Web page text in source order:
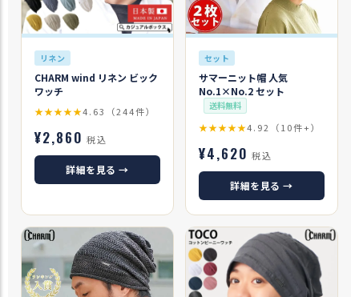
リネン
CHARM wind リネン ビック
ワッチ
★★★★★4.63（244件）
¥2,860 税込
詳細を見る →
セット
サマーニット帽 人気
No.1×No.2 セット
送料無料
★★★★★4.92（10件+）
¥4,620 税込
詳細を見る →